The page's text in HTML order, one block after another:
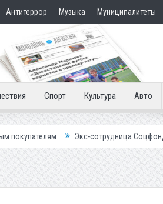
Антитеррор Музыка Муниципалитеты
Спорт Культура Авто
Экс-сотрудница Соцфонда получила